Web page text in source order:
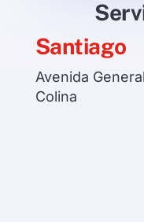
Santiago
Avenida
Colina